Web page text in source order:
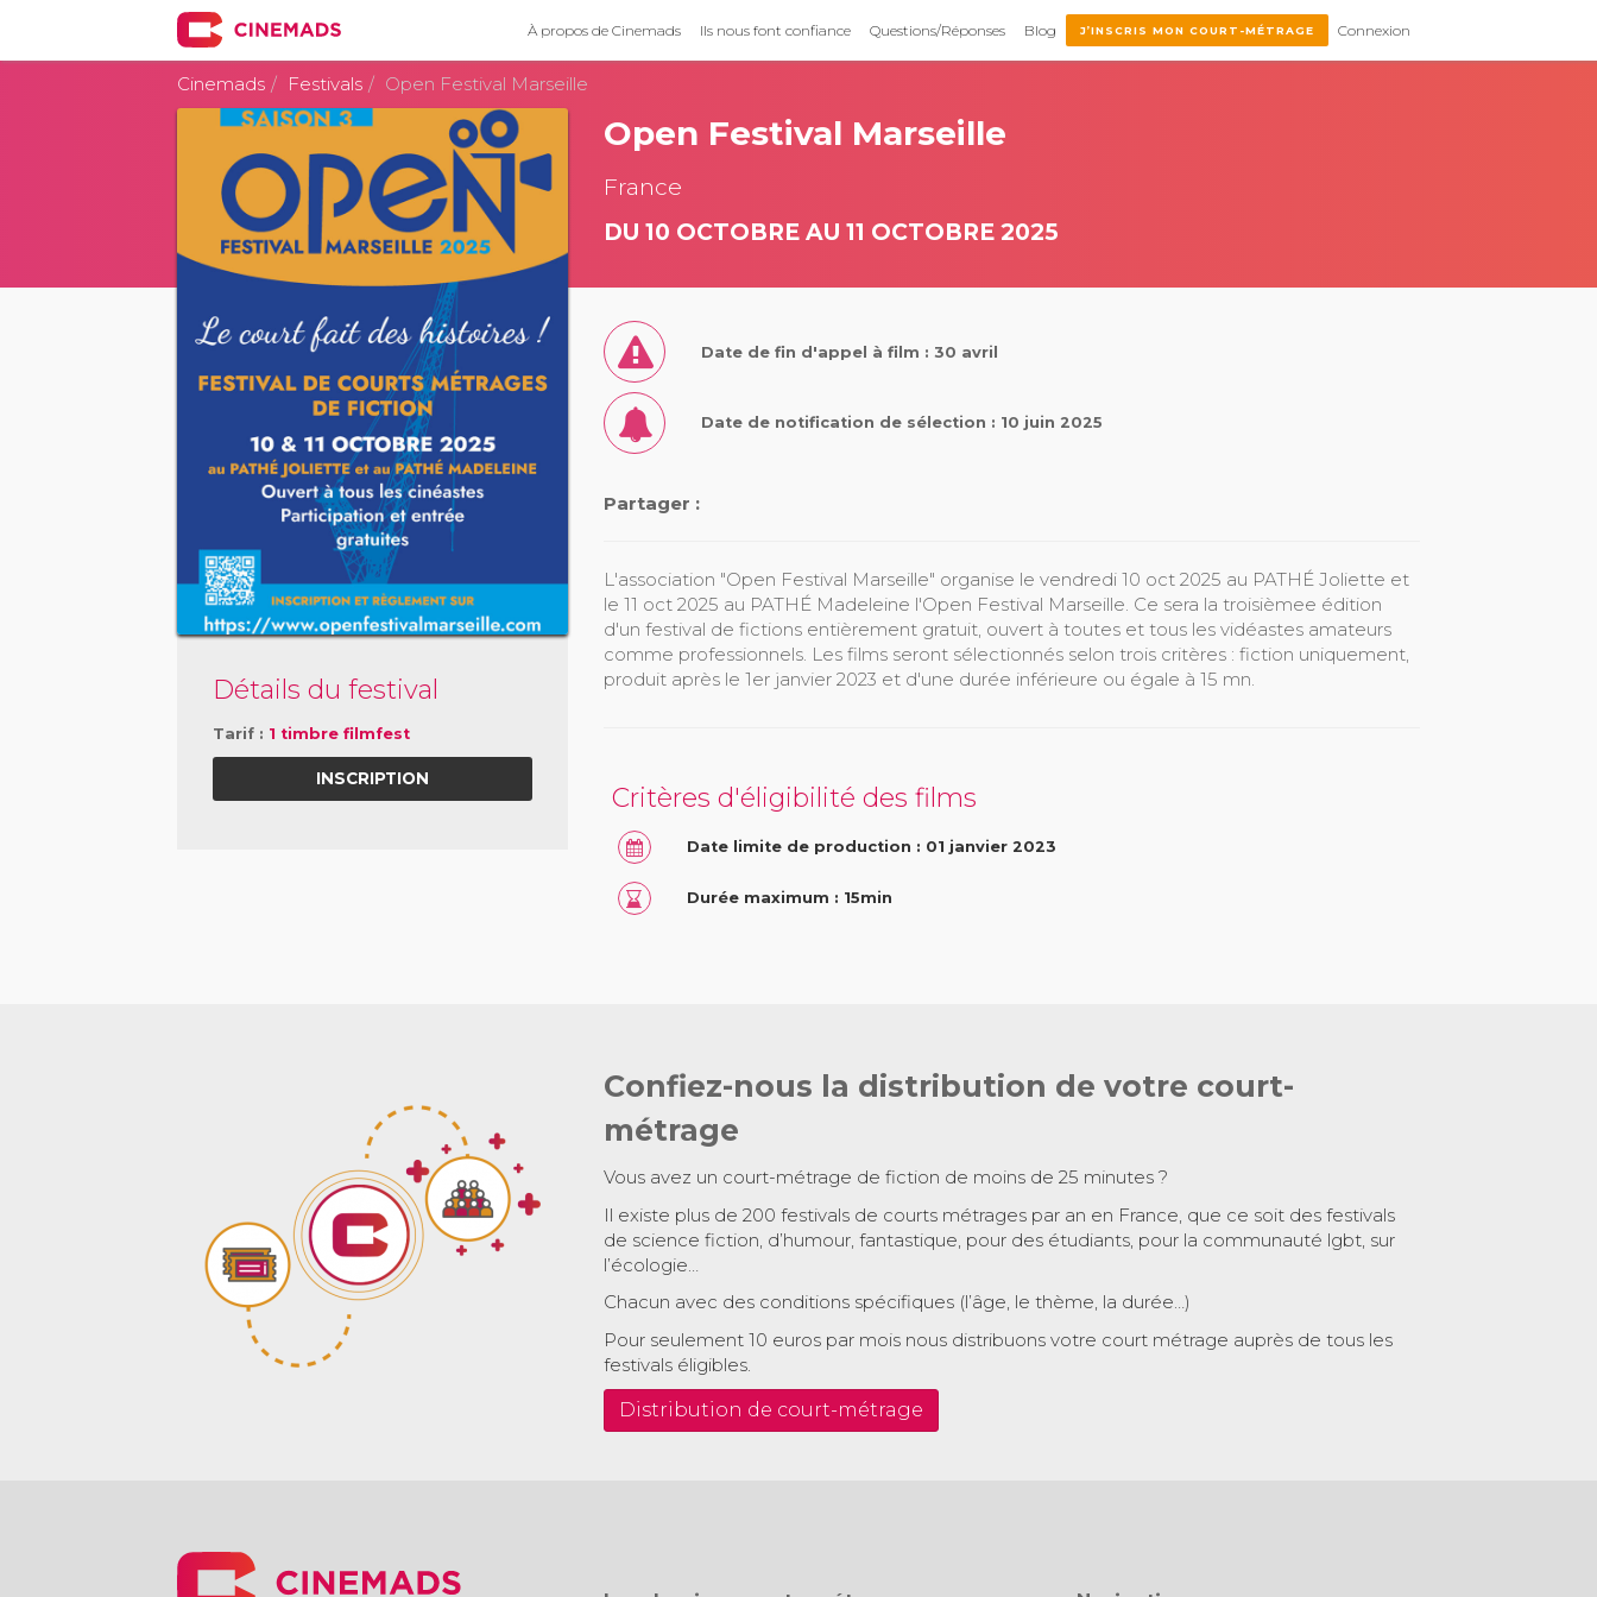
À propos de Cinemads Ils nous font confiance Questions/Réponses Blog J’INSCRIS MON COURT-MÉTRAGE Connexion
Cinemads Festivals Open Festival Marseille
Détails du festival
Tarif : 1 timbre filmfest
INSCRIPTION
Open Festival Marseille
France
DU 10 OCTOBRE AU 11 OCTOBRE 2025
Date de fin d'appel à film : 30 avril
Date de notification de sélection : 10 juin 2025
Partager :
L'association "Open Festival Marseille" organise le vendredi 10 oct 2025 au PATHÉ Joliette et
le 11 oct 2025 au PATHÉ Madeleine l'Open Festival Marseille. Ce sera la troisièmee édition
d'un festival de fictions entièrement gratuit, ouvert à toutes et tous les vidéastes amateurs
comme professionnels. Les films seront sélectionnés selon trois critères : fiction uniquement,
produit après le 1er janvier 2023 et d'une durée inférieure ou égale à 15 mn.
Critères d'éligibilité des films
Date limite de production : 01 janvier 2023
Durée maximum : 15min
Confiez-nous la distribution de votre court-
métrage
Vous avez un court-métrage de fiction de moins de 25 minutes ?
Il existe plus de 200 festivals de courts métrages par an en France, que ce soit des festivals
de science fiction, d’humour, fantastique, pour des étudiants, pour la communauté lgbt, sur
l’écologie…
Chacun avec des conditions spécifiques (l’âge, le thème, la durée…)
Pour seulement 10 euros par mois nous distribuons votre court métrage auprès de tous les
festivals éligibles.
Distribution de court-métrage